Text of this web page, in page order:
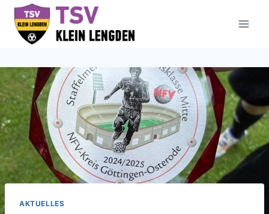
Zum
Inhalt
springen
AKTUELLES